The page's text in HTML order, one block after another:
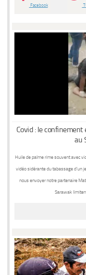
Facebook
Covid : le confinement
au
Huile de palme rime souvent avec
vidéo sidérante du tabassage d’un
nous envoyer notre partenaire
Sarawak